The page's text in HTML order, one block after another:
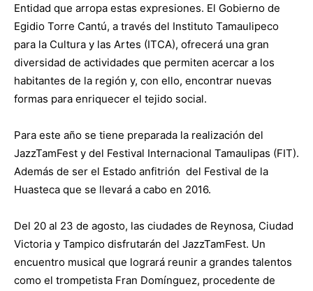
Entidad que arropa estas expresiones. El Gobierno de
Egidio Torre Cantú, a través del Instituto Tamaulipeco
para la Cultura y las Artes (ITCA), ofrecerá una gran
diversidad de actividades que permiten acercar a los
habitantes de la región y, con ello, encontrar nuevas
formas para enriquecer el tejido social.
Para este año se tiene preparada la realización del
JazzTamFest y del Festival Internacional Tamaulipas (FIT).
Además de ser el Estado anfitrión del Festival de la
Huasteca que se llevará a cabo en 2016.
Del 20 al 23 de agosto, las ciudades de Reynosa, Ciudad
Victoria y Tampico disfrutarán del JazzTamFest. Un
encuentro musical que logrará reunir a grandes talentos
como el trompetista Fran Domínguez, procedente de